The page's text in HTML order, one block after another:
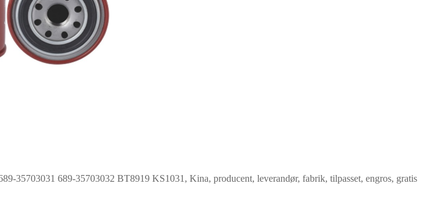
35703031 689-35703032 BT8919 KS1031, Kina, producent, leverandør, fabrik, tilpasset, engros, gratis